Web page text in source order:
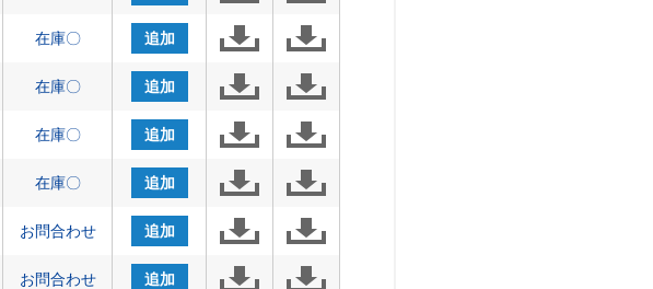
在庫〇 追加
在庫〇 追加
在庫〇 追加
在庫〇 追加
お問合わせ 追加
お問合わせ 追加